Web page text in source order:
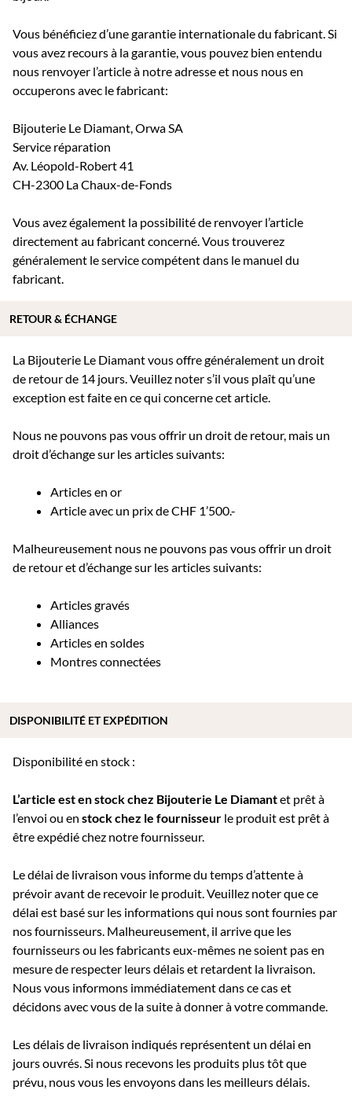
Vous bénéficiez d’une garantie internationale du fabricant. Si
vous avez recours à la garantie, vous pouvez bien entendu
nous renvoyer l’article à notre adresse et nous nous en
occuperons avec le fabricant:
Bijouterie Le Diamant, Orwa SA
Service réparation
Av. Léopold-Robert 41
CH-2300 La Chaux-de-Fonds
Vous avez également la possibilité de renvoyer l’article
directement au fabricant concerné. Vous trouverez
généralement le service compétent dans le manuel du
fabricant.
La Bijouterie Le Diamant vous offre généralement un droit
de retour de 14 jours. Veuillez noter s’il vous plaît qu’une
exception est faite en ce qui concerne cet article.
Nous ne pouvons pas vous offrir un droit de retour, mais un
droit d’échange sur les articles suivants:
Articles en or
Article avec un prix de CHF 1’500.-
Malheureusement nous ne pouvons pas vous offrir un droit
de retour et d’échange sur les articles suivants:
Articles gravés
Alliances
Articles en soldes
Montres connectées
Disponibilité en stock :
L’article est en stock chez Bijouterie Le Diamantet prêt à
l’envoi ou en stock chez le fournisseur le produit est prêt à
être expédié chez notre fournisseur.
Le délai de livraison vous informe du temps d’attente à
prévoir avant de recevoir le produit. Veuillez noter que ce
délai est basé sur les informations qui nous sont fournies par
nos fournisseurs. Malheureusement, il arrive que les
fournisseurs ou les fabricants eux-mêmes ne soient pas en
mesure de respecter leurs délais et retardent la livraison.
Nous vous informons immédiatement dans ce cas et
décidons avec vous de la suite à donner à votre commande.
Les délais de livraison indiqués représentent un délai en
jours ouvrés. Si nous recevons les produits plus tôt que
prévu, nous vous les envoyons dans les meilleurs délais.
RETOUR & ÉCHANGE
DISPONIBILITÉ ET EXPÉDITION